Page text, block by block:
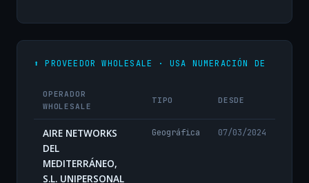
⬆️ PROVEEDOR WHOLESALE · USA NUMERACIÓN DE
OPERADOR
WHOLESALE
TIPO DESDE
AIRE NETWORKS
DEL
MEDITERRÁNEO,
S.L. UNIPERSONAL
Geográfica 07/03/2024